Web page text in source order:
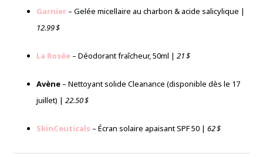
Garnier – Gelée micellaire au charbon & acide salicylique |
12.99 $
La Rosée – Déodorant fraîcheur, 50ml |21 $
Avène – Nettoyant solide Cleanance (disponible dès le 17
juillet) |22.50 $
SkinCeuticals – Écran solaire apaisant SPF 50 |62 $